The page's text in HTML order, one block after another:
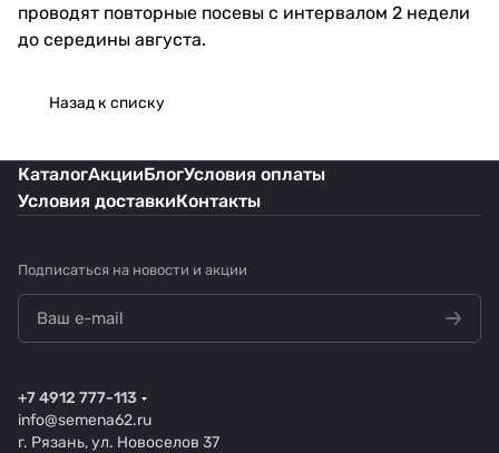
проводят повторные посевы с интервалом 2 недели
до середины августа.
Назад к списку
КаталогАкцииБлогУсловия оплаты
Условия доставкиКонтакты
Подписаться на новости и акции
+7 4912 777-113
info@semena62.ru
г. Рязань, ул. Новоселов 37